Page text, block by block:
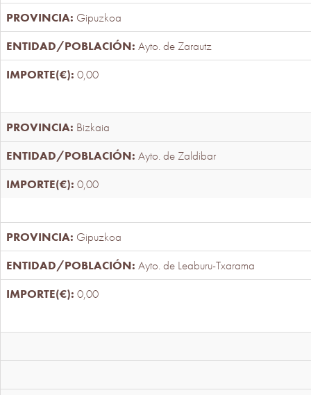
Gipuzkoa
Ayto. de Zarautz
0,00
Bizkaia
Ayto. de Zaldibar
0,00
Gipuzkoa
Ayto. de Leaburu-Txarama
0,00